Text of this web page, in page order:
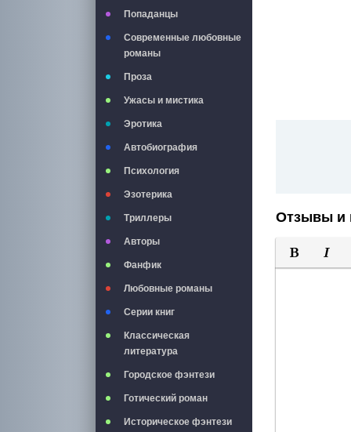
Попаданцы
Современные любовные
романы
Проза
Ужасы и мистика
Эротика
Автобиография
Психология
Эзотерика
Триллеры
Авторы
Фанфик
Любовные романы
Серии книг
Классическая
литература
Городское фэнтези
Готический роман
Историческое фэнтези
Отзывы и